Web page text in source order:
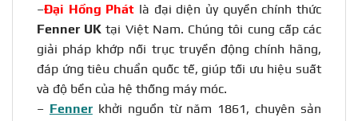
–Đại Hồng Phát là đại diện ủy quyền chính thức
Fenner UK tại Việt Nam. Chúng tôi cung cấp các
giải pháp khớp nối trục truyền động chính hãng,
đáp ứng tiêu chuẩn quốc tế, giúp tối ưu hiệu suất
và độ bền của hệ thống máy móc.
– Fennerkhởi nguồn từ năm 1861, chuyên sản